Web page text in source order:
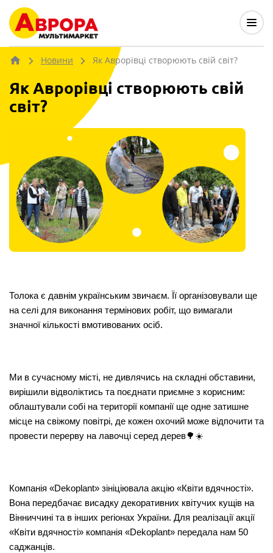
Новини Як Аврорівці створюють свій світ?
Як Аврорівці створюють свій
світ?
Толока є давнім українським звичаєм. Її організовували ще
на селі для виконання термінових робіт, що вимагали
значної кількості вмотивованих осіб.
Ми в сучасному місті, не дивлячись на складні обставини,
вирішили відволіктись та поєднати приємне з корисним:
облаштували собі на території компанії ще одне затишне
місце на свіжому повітрі, де кожен охочий може відпочити та
провести перерву на лавочці серед дерев🌳☀️
Компанія «Dekoplant» зініціювала акцію «Квіти вдячності».
Вона передбачає висадку декоративних квітучих кущів на
Вінниччині та в інших регіонах України. Для реалізації акції
«Квіти вдячності» компанія «Dekoplant» передала нам 50
саджанців.